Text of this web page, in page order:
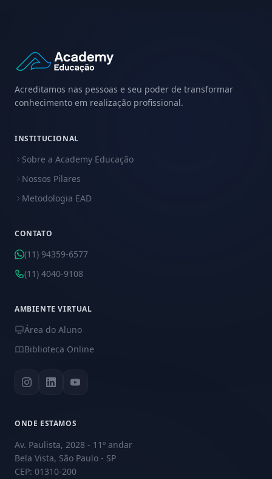
Acreditamos nas pessoas e seu poder de transformar
conhecimento em realização profissional.
INSTITUCIONAL
Sobre a Academy Educação
Nossos Pilares
Metodologia EAD
CONTATO
(11) 94359-6577
(11) 4040-9108
AMBIENTE VIRTUAL
Área do Aluno
Biblioteca Online
ONDE ESTAMOS
Av. Paulista, 2028 - 11º andar
Bela Vista, São Paulo - SP
CEP: 01310-200